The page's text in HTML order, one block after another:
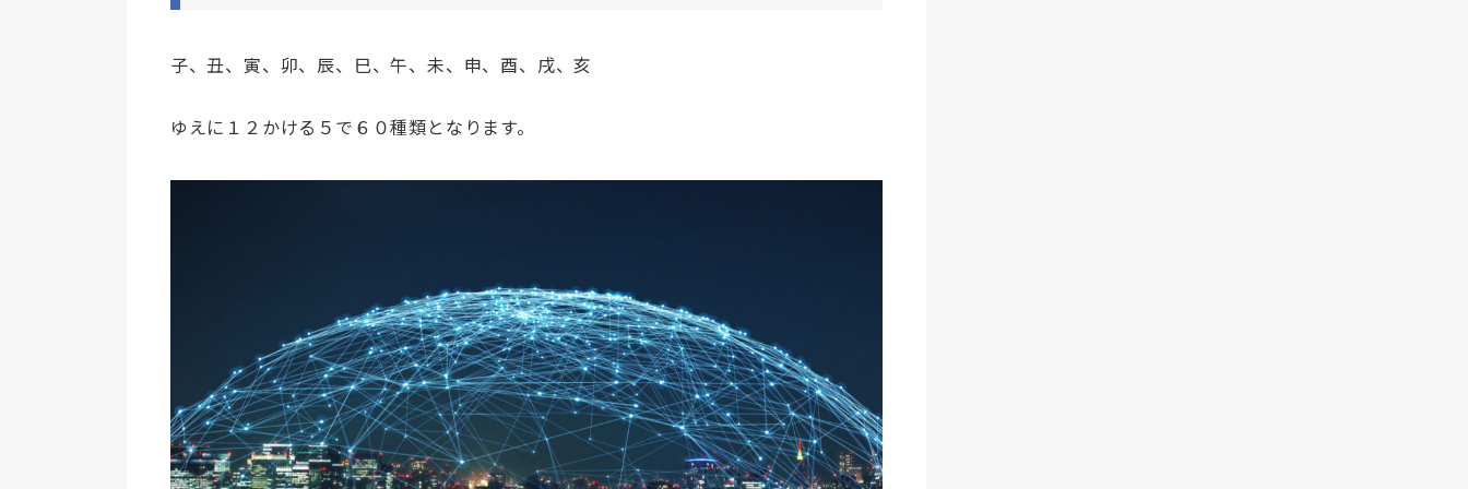
子、丑、寅、卯、辰、巳、午、未、申、酉、戌、亥
ゆえに１２かける５で６０種類となります。